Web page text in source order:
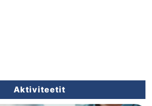
Aktiviteetit